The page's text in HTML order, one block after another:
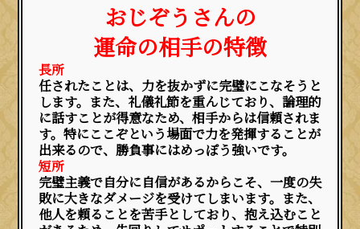
おじぞうさんの
運命の相手の特徴
長所
任されたことは、力を抜かずに完璧にこなそうと
します。また、礼儀礼節を重んじており、論理的
に話すことが得意なため、相手からは信頼されま
す。特にここぞという場面で力を発揮することが
出来るので、勝負事にはめっぽう強いです。
短所
完璧主義で自分に自信があるからこそ、一度の失
敗に大きなダメージを受けてしまいます。また、
他人を頼ることを苦手としており、抱え込むこと